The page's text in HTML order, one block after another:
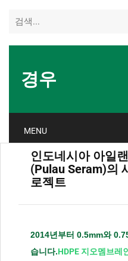
경우
MENU
인도네시아 아일
(Pulau Seram)의
로젝트
2014년부터 0.5mm와
습니다.HDPE 지오멤브레